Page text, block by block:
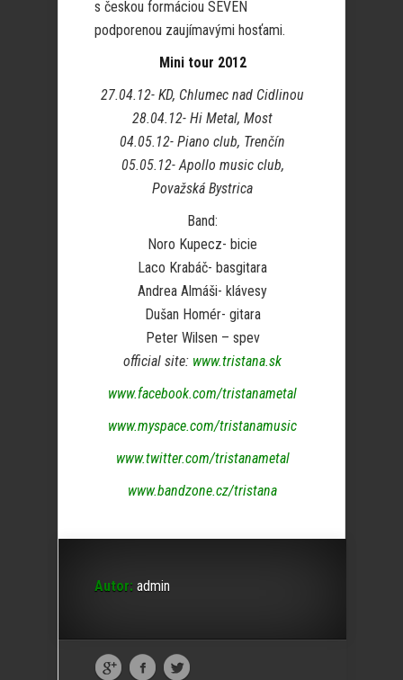
s českou formáciou SEVEN
podporenou zaujímavými hosťami.
Mini tour 2012
27.04.12- KD, Chlumec nad Cidlinou
28.04.12- Hi Metal, Most
04.05.12- Piano club, Trenčín
05.05.12- Apollo music club,
Považská Bystrica
Band:
Noro Kupecz- bicie
Laco Krabáč- basgitara
Andrea Almáši- klávesy
Dušan Homér- gitara
Peter Wilsen – spev
official site: www.tristana.sk
www.facebook.com/tristanametal
www.myspace.com/tristanamusic
www.twitter.com/tristanametal
www.bandzone.cz/tristana
Autor: admin